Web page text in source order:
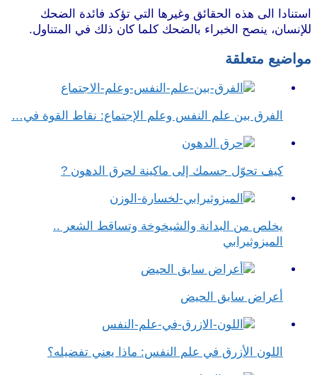
استنادا الى هذه الحقائق وغيرها التي تؤكد فائدة الضحك
للإنسان، ينصح الخبراء بالضحك كلما كان ذلك في المتناول.
مواضيع متعلقة
الفرق بين علم النفس وعلم الإجتماع​: نقاط القوة في…
كيف تحوّل جسمك إلى ماكينة لحرق الدهون ?
يخلص من البدانة والشيخوخة وتساقط الشعر ..
الميزوثيرابي
أعراض سابق الحيض
اللون الأزرق في علم النفس​: ماذا يعني تفضيله؟